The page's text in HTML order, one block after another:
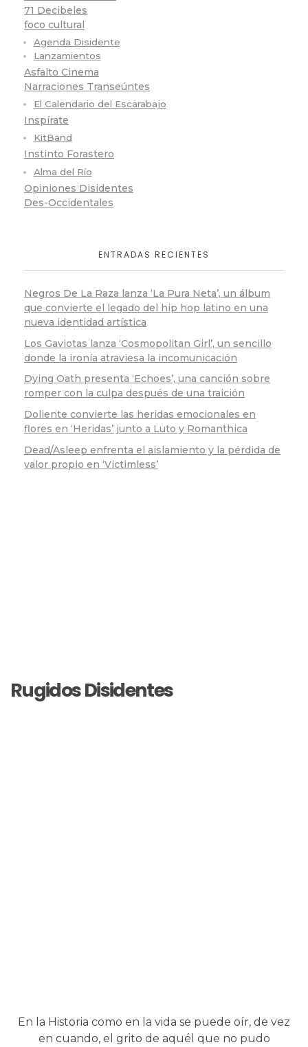
71 Decibeles
foco cultural
Agenda Disidente
Lanzamientos
Asfalto Cinema
Narraciones Transeúntes
El Calendario del Escarabajo
Inspírate
KitBand
Instinto Forastero
Alma del Río
Opiniones Disidentes
Des-Occidentales
ENTRADAS RECIENTES
Negros De La Raza lanza ‘La Pura Neta’, un álbum
que convierte el legado del hip hop latino en una
nueva identidad artística
Los Gaviotas lanza ‘Cosmopolitan Girl’, un sencillo
donde la ironía atraviesa la incomunicación
Dying Oath presenta ‘Echoes’, una canción sobre
romper con la culpa después de una traición
Doliente convierte las heridas emocionales en
flores en ‘Heridas’ junto a Luto y Romanthica
Dead/Asleep enfrenta el aislamiento y la pérdida de
valor propio en ‘Victimless’
Rugidos Disidentes
En la Historia como en la vida se puede oír, de vez
en cuando, el grito de aquél que no pudo